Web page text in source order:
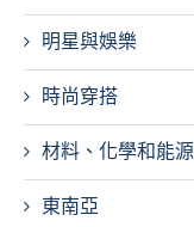
明星與娛樂
時尚穿搭
材料、化學和能源
東南亞